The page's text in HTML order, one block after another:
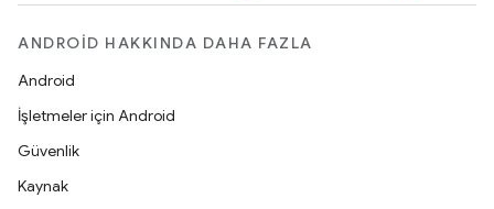
ANDROID HAKKINDA DAHA FAZLA
Android
İşletmeler için Android
Güvenlik
Kaynak